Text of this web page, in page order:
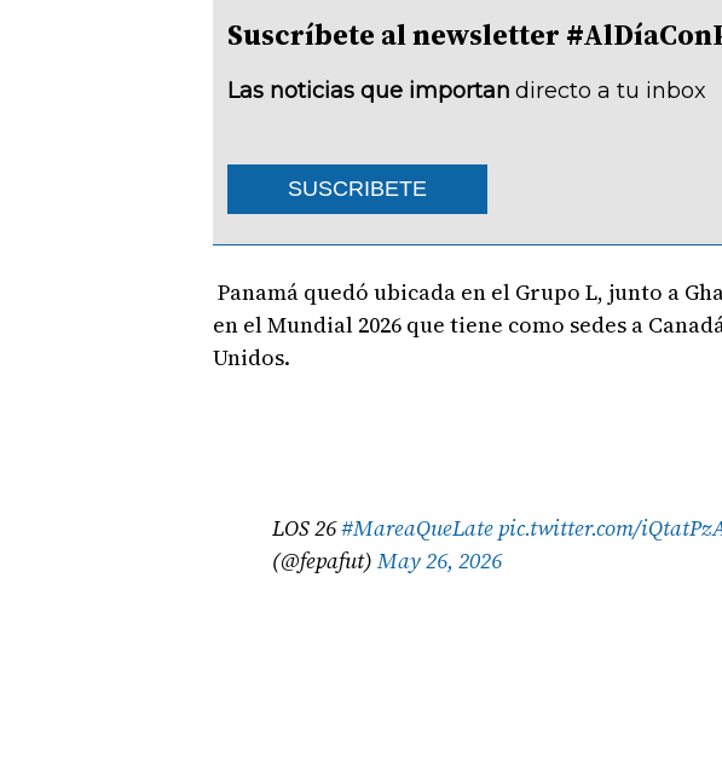
Suscríbete al newsletter
Las noticias que importan directo a tu inbox
SUSCRIBETE
Panamá quedó ubicada en el Grupo L, junto a
en el Mundial 2026 que tiene como sedes a
Unidos.
LOS 26#MareaQueLate pic.twitter.com/
(@fepafut)May 26, 2026